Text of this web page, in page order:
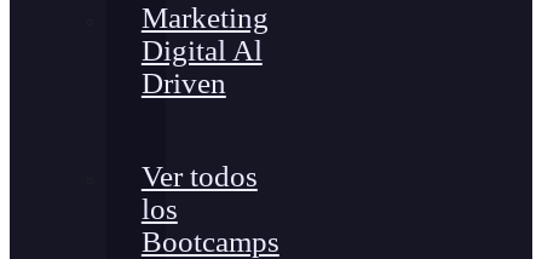
Marketing
Digital Al
Driven
Ver todos
los
Bootcamps